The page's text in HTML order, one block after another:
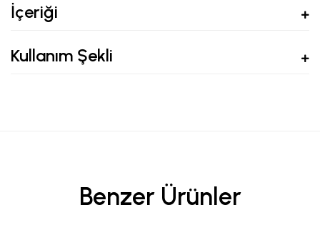
İçeriği
Kullanım Şekli
Benzer Ürünler